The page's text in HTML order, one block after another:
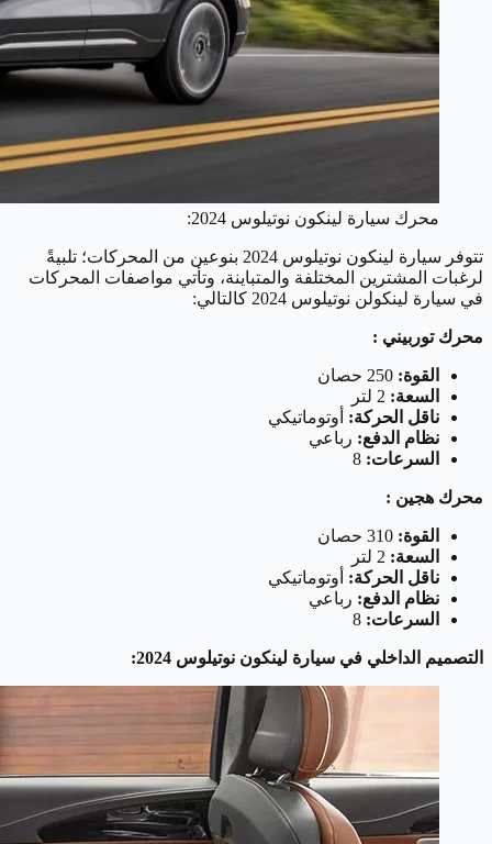
محرك سيارة لينكون نوتيلوس 2024:
تتوفر سيارة لينكون نوتيلوس 2024 بنوعين من المحركات؛ تلبيةً
لرغبات المشترين المختلفة والمتباينة، وتأتي مواصفات المحركات
في سيارة لينكولن نوتيلوس 2024 كالتالي:
محرك توربيني :
القوة:
السعة: 2 لتر
ناقل الحركة: أوتوماتيكي
نظام الدفع: رباعي
السرعات: 8
محرك هجين :
القوة:
السعة: 2 لتر
ناقل الحركة: أوتوماتيكي
نظام الدفع: رباعي
السرعات:
التصميم الداخلي في سيارة لينكون نوتيلوس 2024: